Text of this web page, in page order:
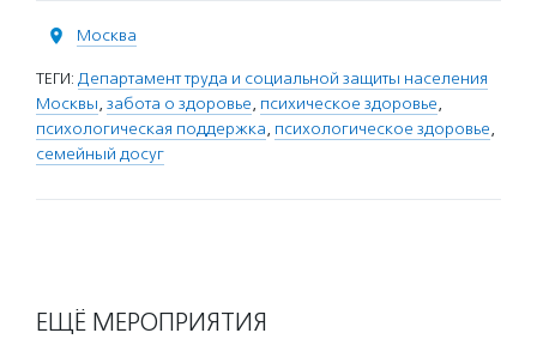
Москва
ТЕГИ: Департамент труда и социальной защиты населения
Москвы, забота о здоровье, психическое здоровье,
психологическая поддержка, психологическое здоровье,
семейный досуг
ЕЩЁ МЕРОПРИЯТИЯ